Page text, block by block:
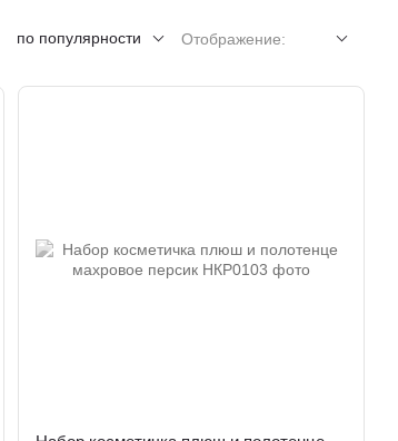
по популярности Отображение: